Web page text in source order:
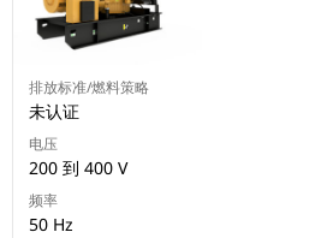
排放标准/燃料策略
未认证
电压
200 到 400 V
频率
50 Hz